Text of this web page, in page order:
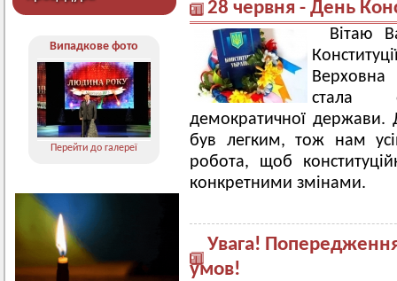
Випадкове фото
Перейти до галереї
28 червня - День
Вітаю
стала
демократичної держави.
був легким, тож нам
робота, щоб
конкретними змінами.
Увага!
умов!